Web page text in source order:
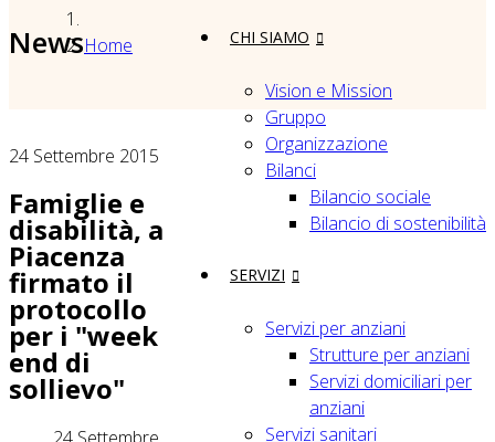
CHI SIAMO
Vision e Mission
Gruppo
Organizzazione
Bilanci
Bilancio sociale
Bilancio di sostenibilità
SERVIZI
Servizi per anziani
Strutture per anziani
Servizi domiciliari per
anziani
Servizi sanitari
NewsHome
24 Settembre 2015
Famiglie e
disabilità, a
Piacenza
firmato il
protocollo
per i "week
end di
sollievo"